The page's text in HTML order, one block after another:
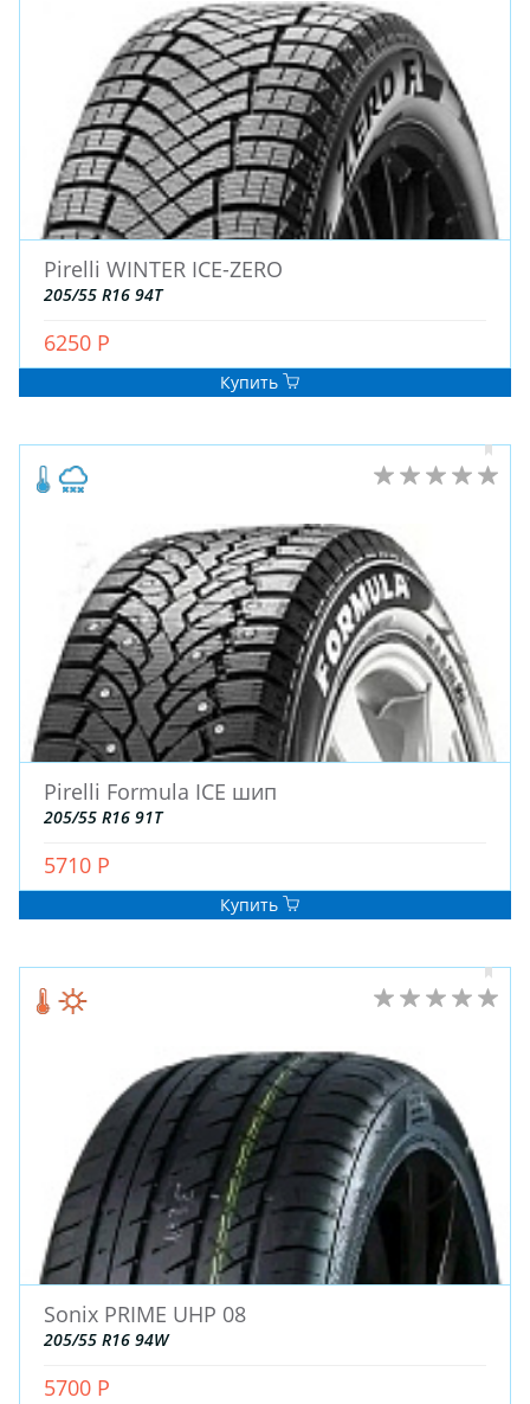
ЛЕТНИЕ
ДЛЯ СПЕЦТЕХНИКИ
ДЛЯ ГРУЗОВЫХ АВТО
ДЛЯ ГРУЗОВЫХ АВТО
ДЛЯ ЛЕГКОВЫХ АВТО
ШИНЫ
ДИСКИ
АККУМУЛЯТОРЫ
Pirelli WINTER ICE-ZERO
205/55 R16 94T
6250 Р
Купить
Pirelli Formula ICE шип
205/55 R16 91T
5710 Р
Купить
Sonix PRIME UHP 08
205/55 R16 94W
5700 Р